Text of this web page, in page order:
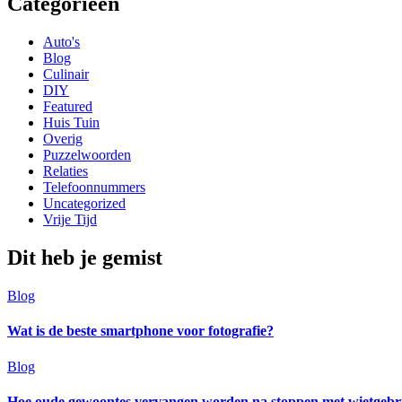
Auto's
Blog
Culinair
DIY
Featured
Huis Tuin
Overig
Puzzelwoorden
Relaties
Telefoonnummers
Uncategorized
Vrije Tijd
Dit heb je gemist
Blog
Wat is de beste smartphone voor fotografie?
Blog